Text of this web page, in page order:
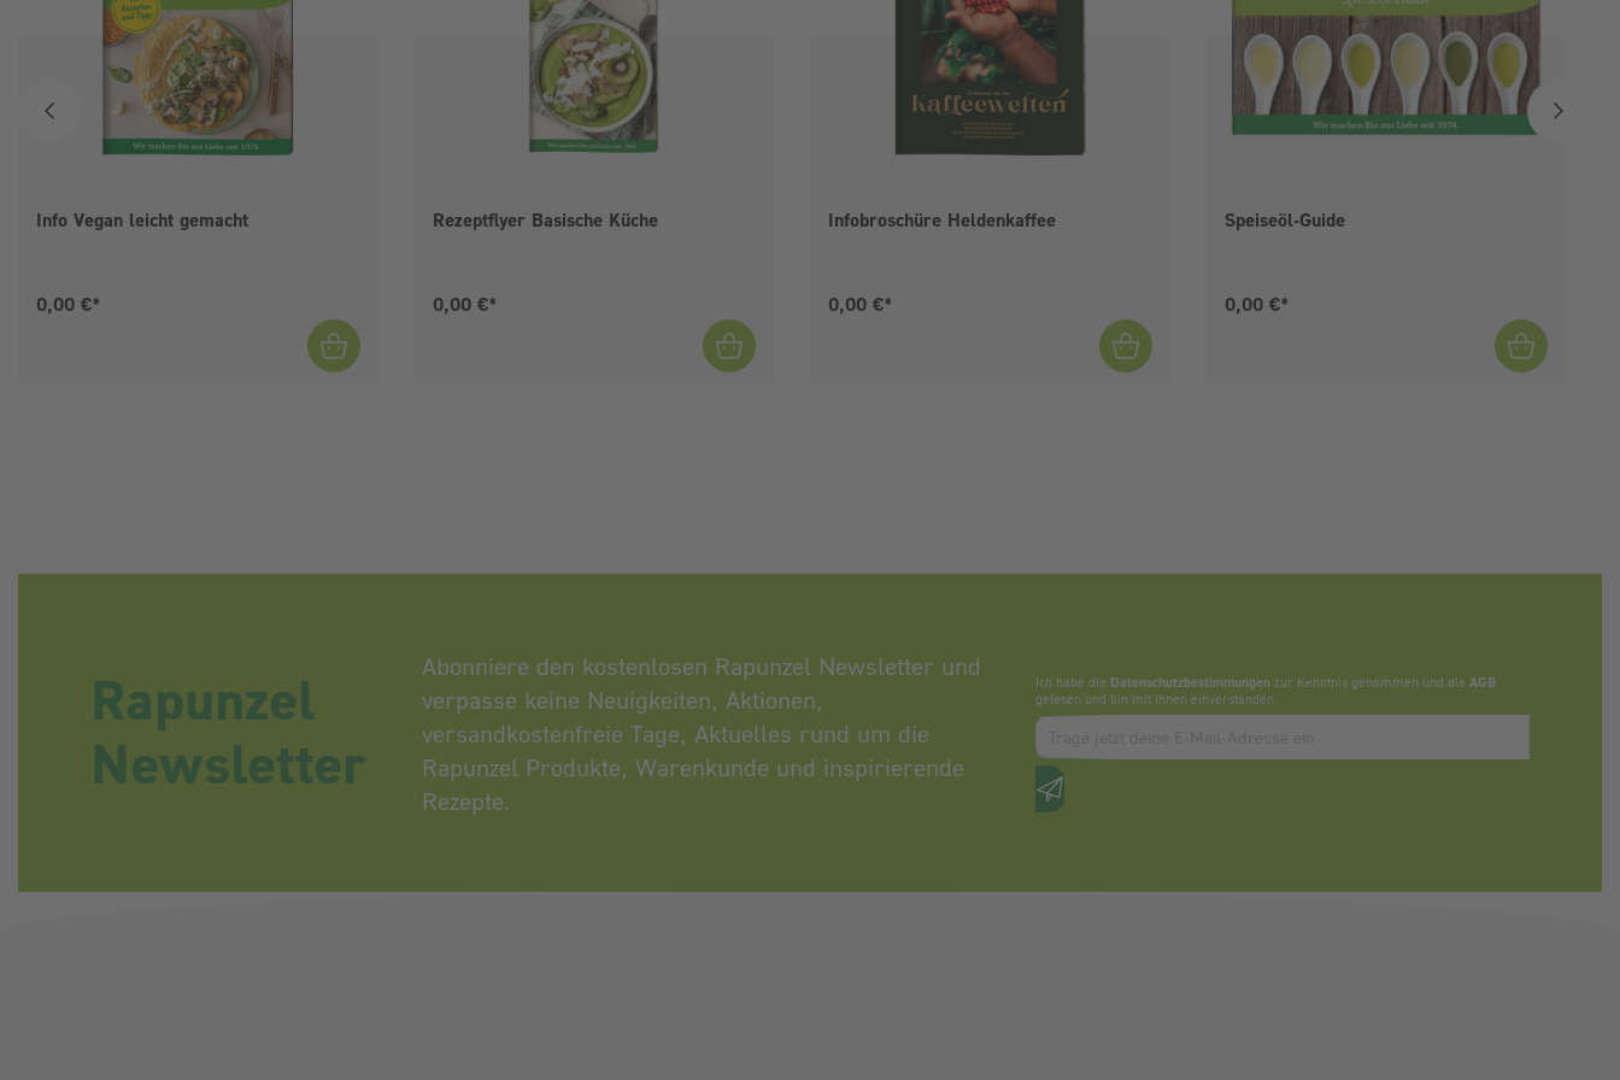
Info Vegan leicht gemacht
Aktueller Preis:
0,00 €*
Rezeptflyer Basische Küche
Aktueller Preis:
0,00 €*
Infobroschüre Heldenkaffee
Aktueller Preis:
0,00 €*
Speiseöl-Guide
Aktueller Preis:
0,00 €*
Rapunzel
Newsletter
Abonniere den kostenlosen Rapunzel Newsletter und
verpasse keine Neuigkeiten, Aktionen,
versandkostenfreie Tage, Aktuelles rund um die
Rapunzel Produkte, Warenkunde und inspirierende
Rezepte.
Ich habe die Datenschutzbestimmungen zur Kenntnis genommen und die AGB
gelesen und bin mit ihnen einverstanden.
Zum abbonieren des Newsletters, bitte E-Mail Adresse eintragen.